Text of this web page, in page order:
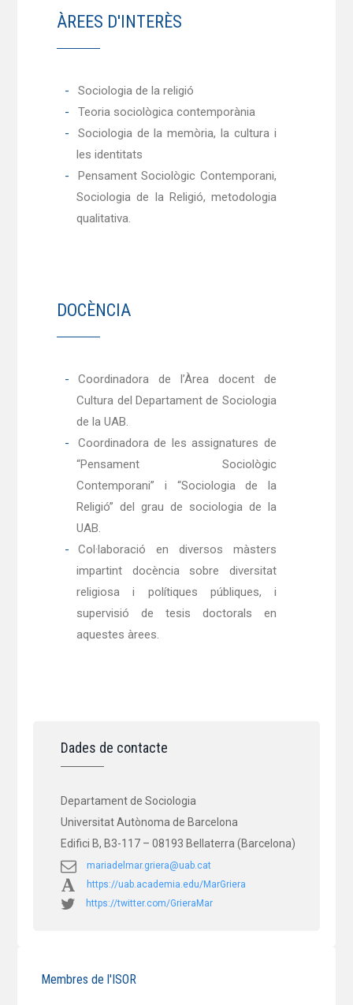
ÀREES D'INTERÈS
Sociologia de la religió
Teoria sociològica contemporània
Sociologia de la memòria, la cultura i
les identitats
Pensament Sociològic Contemporani,
Sociologia de la Religió, metodologia
qualitativa.
DOCÈNCIA
Coordinadora de l’Àrea docent de
Cultura del Departament de Sociologia
de la UAB.
Coordinadora de les assignatures de
“Pensament Sociològic
Contemporani” i “Sociologia de la
Religió” del grau de sociologia de la
UAB.
Col·laboració en diversos màsters
impartint docència sobre diversitat
religiosa i polítiques públiques, i
supervisió de tesis doctorals en
aquestes àrees.
Dades de contacte
Departament de Sociologia
Universitat Autònoma de Barcelona
Edifici B, B3-117 – 08193 Bellaterra (Barcelona)
mariadelmar.griera@uab.cat
https://uab.academia.edu/MarGriera
https://twitter.com/GrieraMar
Membres de l'ISOR